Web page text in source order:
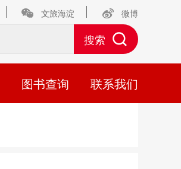
文旅海淀 微博
图书查询 联系我们